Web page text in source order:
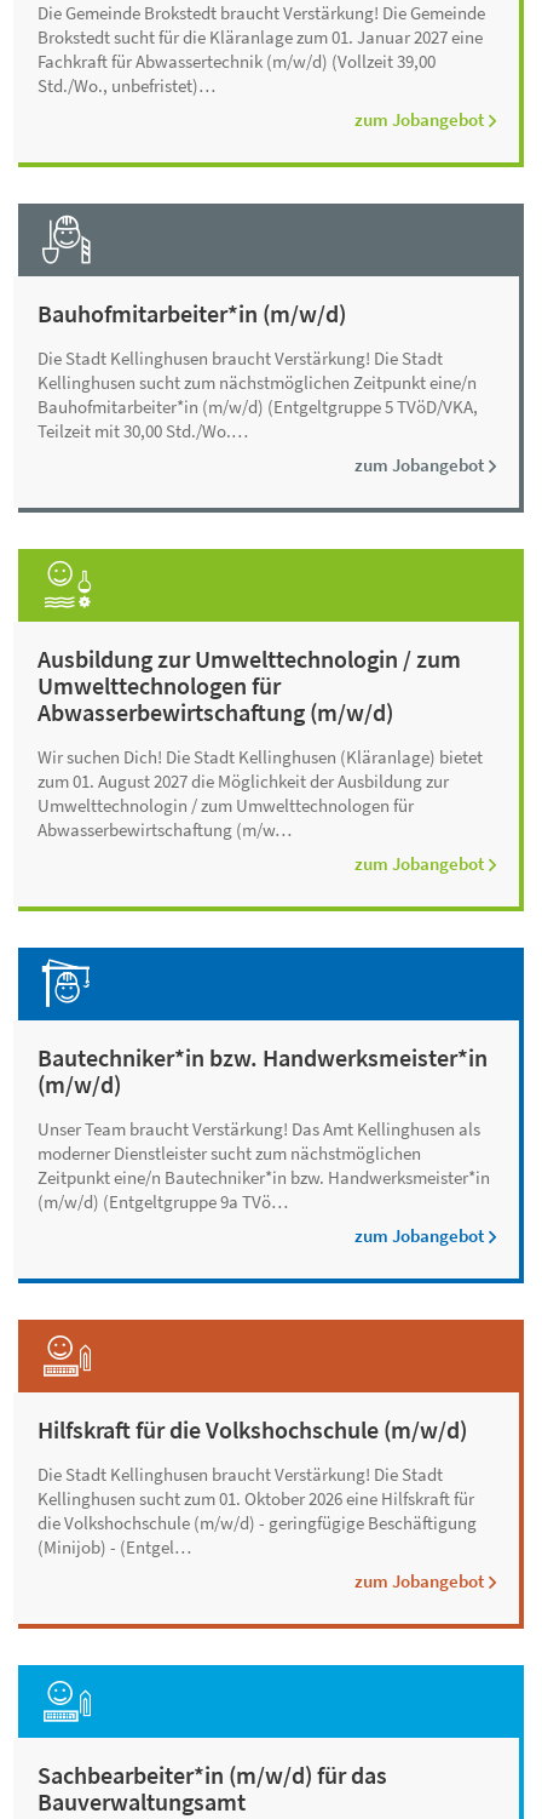
Die Gemeinde Brokstedt braucht Verstärkung! Die Gemeinde
Brokstedt sucht für die Kläranlage zum 01. Januar 2027 eine
Fachkraft für Abwassertechnik (m/w/d) (Vollzeit 39,00
Std./Wo., unbefristet)…
zum Jobangebot
Bauhofmitarbeiter*in (m/w/d)
Die Stadt Kellinghusen braucht Verstärkung! Die Stadt
Kellinghusen sucht zum nächstmöglichen Zeitpunkt eine/n
Bauhofmitarbeiter*in (m/w/d) (Entgeltgruppe 5 TVöD/VKA,
Teilzeit mit 30,00 Std./Wo.…
zum Jobangebot
Ausbildung zur Umwelttechnologin / zum
Umwelttechnologen für
Abwasserbewirtschaftung (m/w/d)
Wir suchen Dich! Die Stadt Kellinghusen (Kläranlage) bietet
zum 01. August 2027 die Möglichkeit der Ausbildung zur
Umwelttechnologin / zum Umwelttechnologen für
Abwasserbewirtschaftung (m/w…
zum Jobangebot
Bautechniker*in bzw. Handwerksmeister*in
(m/w/d)
Unser Team braucht Verstärkung! Das Amt Kellinghusen als
moderner Dienstleister sucht zum nächstmöglichen
Zeitpunkt eine/n Bautechniker*in bzw. Handwerksmeister*in
(m/w/d) (Entgeltgruppe 9a TVö…
zum Jobangebot
Hilfskraft für die Volkshochschule (m/w/d)
Die Stadt Kellinghusen braucht Verstärkung! Die Stadt
Kellinghusen sucht zum 01. Oktober 2026 eine Hilfskraft für
die Volkshochschule (m/w/d) - geringfügige Beschäftigung
(Minijob) - (Entgel…
zum Jobangebot
Sachbearbeiter*in (m/w/d) für das
Bauverwaltungsamt